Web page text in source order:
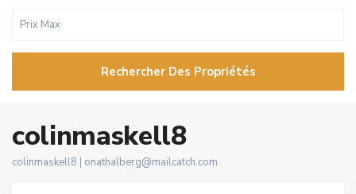
Rechercher Des Propriétés
colinmaskell8
colinmaskell8 | onathalberg@mailcatch.com